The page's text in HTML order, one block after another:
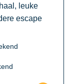
leuke
escape